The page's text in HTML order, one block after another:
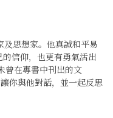
思想家。他真誠和平易
信仰，也更有勇氣活出
曾在專書中刊出的文
你與他對話，並一起反思